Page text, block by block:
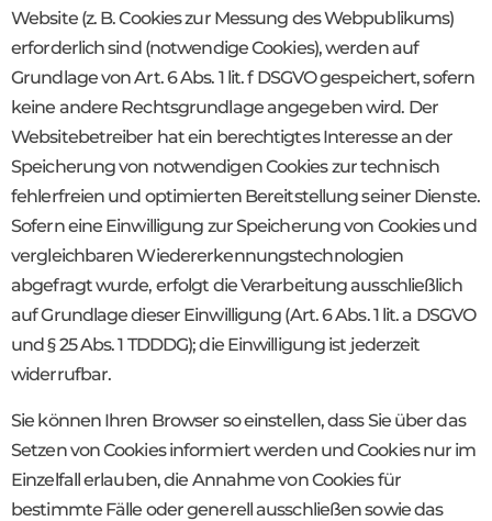
Website (z. B. Cookies zur Messung des Webpublikums)
erforderlich sind (notwendige Cookies), werden auf
Grundlage von Art. 6 Abs. 1 lit. f DSGVO gespeichert, sofern
keine andere Rechtsgrundlage angegeben wird. Der
Websitebetreiber hat ein berechtigtes Interesse an der
Speicherung von notwendigen Cookies zur technisch
fehlerfreien und optimierten Bereitstellung seiner Dienste.
Sofern eine Einwilligung zur Speicherung von Cookies und
vergleichbaren Wiedererkennungstechnologien
abgefragt wurde, erfolgt die Verarbeitung ausschließlich
auf Grundlage dieser Einwilligung (Art. 6 Abs. 1 lit. a DSGVO
und § 25 Abs. 1 TDDDG); die Einwilligung ist jederzeit
widerrufbar.
Sie können Ihren Browser so einstellen, dass Sie über das
Setzen von Cookies informiert werden und Cookies nur im
Einzelfall erlauben, die Annahme von Cookies für
bestimmte Fälle oder generell ausschließen sowie das